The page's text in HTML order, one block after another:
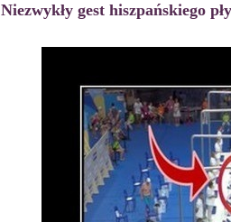
Niezwykły gest hiszpańskiego